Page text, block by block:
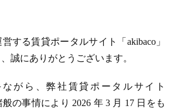
する賃貸ポータルサイト「akibaco」
誠にありがとうございます。
がら、弊社賃貸ポータルサイト
般の事情により 2026 年 3 月 17 日をも